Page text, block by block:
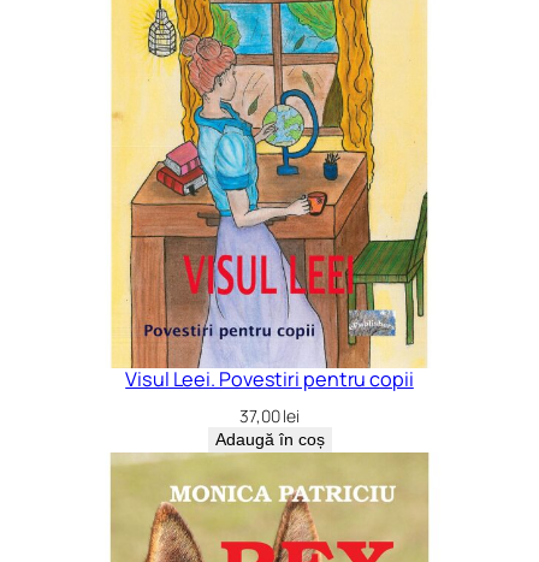
Visul Leei. Povestiri pentru copii
37,00lei
Adaugă în coș